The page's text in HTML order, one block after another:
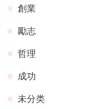
創業
勵志
哲理
成功
未分类